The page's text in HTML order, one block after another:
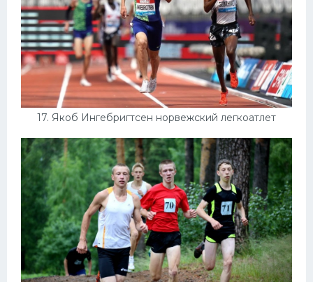
17. Якоб Ингебригтсен норвежский легкоатлет